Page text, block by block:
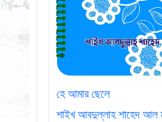
হে আমার ছেলে
শাইখ আবদুল্লাহ শাহেদ আল